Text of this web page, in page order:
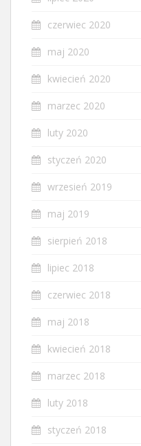
czerwiec 2020
maj 2020
kwiecień 2020
marzec 2020
luty 2020
styczeń 2020
wrzesień 2019
maj 2019
sierpień 2018
lipiec 2018
czerwiec 2018
maj 2018
kwiecień 2018
marzec 2018
luty 2018
styczeń 2018